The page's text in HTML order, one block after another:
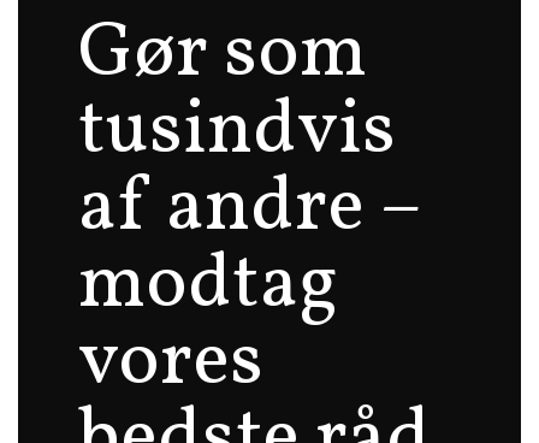
Gør som
tusindvis
af andre –
modtag
vores